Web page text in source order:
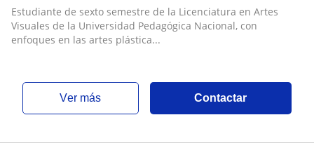
Estudiante de sexto semestre de la Licenciatura en Artes
Visuales de la Universidad Pedagógica Nacional, con
enfoques en las artes plástica...
ver más Contactar